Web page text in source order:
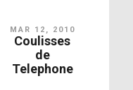
MAR 12, 2010
Coulisses
de
Telephone